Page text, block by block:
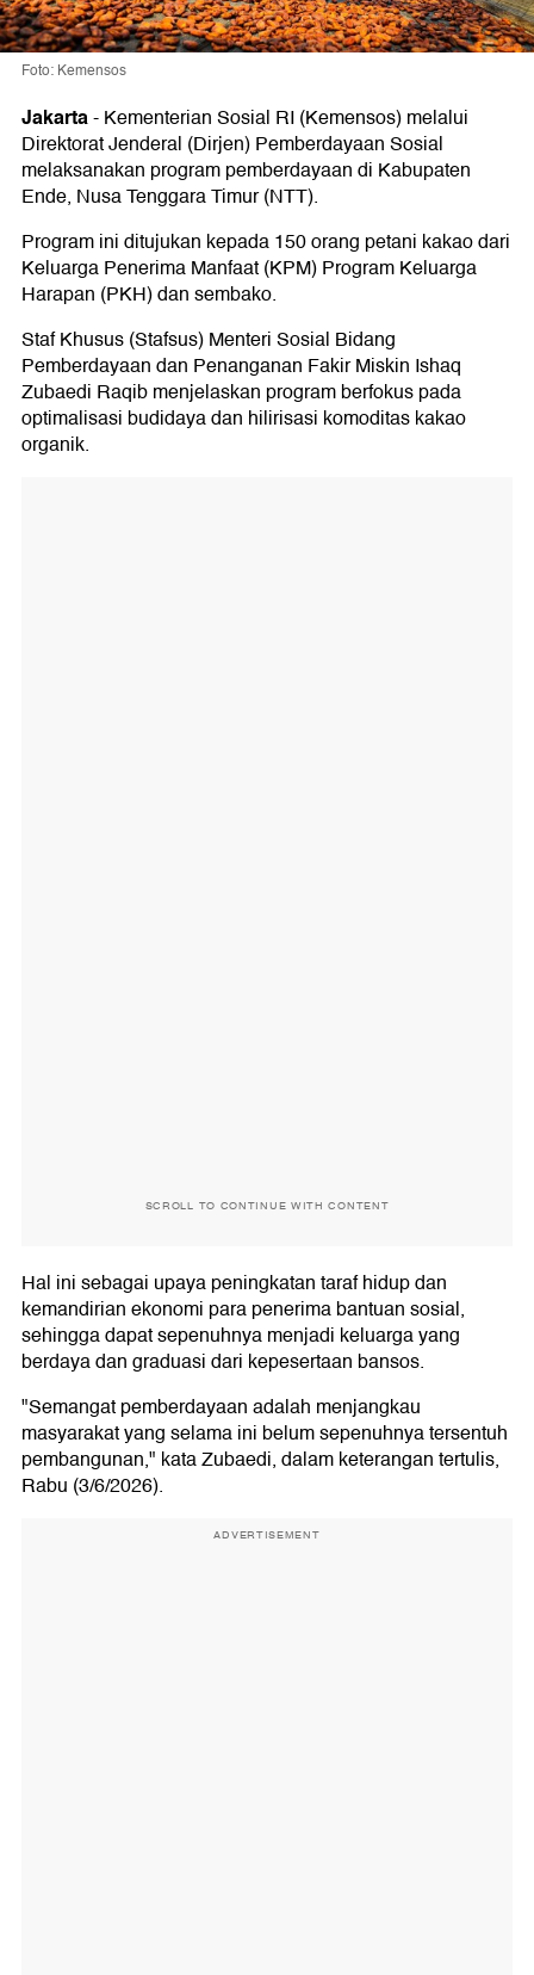
Foto: Kemensos
Jakarta-Kementerian Sosial RI (Kemensos) melalui
Direktorat Jenderal (Dirjen) Pemberdayaan Sosial
melaksanakan program pemberdayaan di Kabupaten
Ende, Nusa Tenggara Timur (NTT).
Program ini ditujukan kepada 150 orang petani kakao dari
Keluarga Penerima Manfaat (KPM) Program Keluarga
Harapan (PKH) dan sembako.
Staf Khusus (Stafsus) Menteri Sosial Bidang
Pemberdayaan dan Penanganan Fakir Miskin Ishaq
Zubaedi Raqib menjelaskan program berfokus pada
optimalisasi budidaya dan hilirisasi komoditas kakao
organik.
SCROLL TO CONTINUE WITH CONTENT
Hal ini sebagai upaya peningkatan taraf hidup dan
kemandirian ekonomi para penerima bantuan sosial,
sehingga dapat sepenuhnya menjadi keluarga yang
berdaya dan graduasi dari kepesertaan bansos.
"Semangat pemberdayaan adalah menjangkau
masyarakat yang selama ini belum sepenuhnya tersentuh
pembangunan," kata Zubaedi, dalam keterangan tertulis,
Rabu (3/6/2026).
ADVERTISEMENT